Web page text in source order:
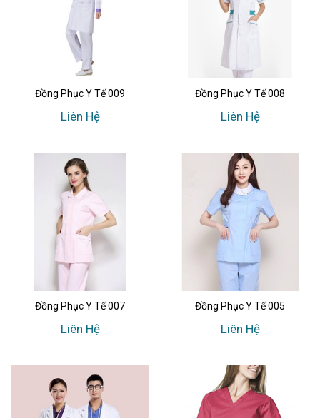
Đồng Phục Y Tế 009
Liên Hệ
Đồng Phục Y Tế 008
Liên Hệ
Đồng Phục Y Tế 007
Liên Hệ
Đồng Phục Y Tế 005
Liên Hệ